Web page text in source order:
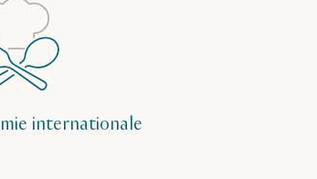
internationale